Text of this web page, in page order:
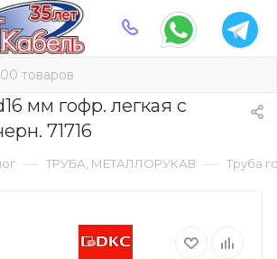
мм гофр. легкая с
71716
— ТРУБА, МЕТАЛЛОРУКАВ — Труба